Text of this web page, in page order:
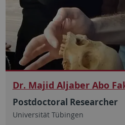
Dr. Majid Aljaber Abo
Postdoctoral Researcher
Universität Tübingen